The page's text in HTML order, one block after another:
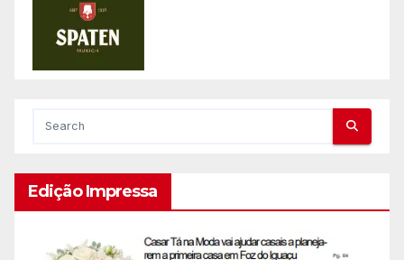
Edição Impressa